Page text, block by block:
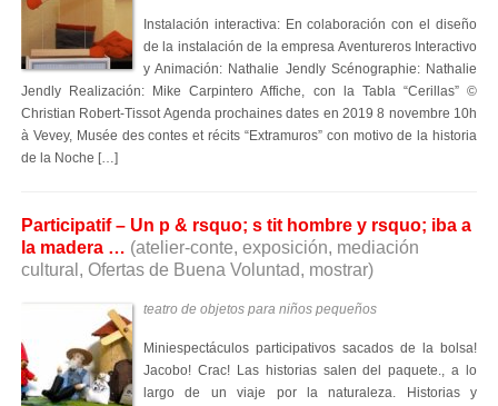
Instalación interactiva: En colaboración con el diseño
de la instalación de la empresa Aventureros Interactivo
y Animación: Nathalie Jendly Scénographie: Nathalie
Jendly Realización: Mike Carpintero Affiche, con la Tabla “Cerillas” ©
Christian Robert-Tissot Agenda prochaines dates en 2019 8 novembre 10h
à Vevey, Musée des contes et récits “Extramuros” con motivo de la historia
de la Noche […]
Participatif – Un p & rsquo; s tit hombre y rsquo; iba a
la madera … (atelier-conte, exposición, mediación
cultural, Ofertas de Buena Voluntad, mostrar)
teatro de objetos para niños pequeños
Miniespectáculos participativos sacados de la bolsa!
Jacobo! Crac! Las historias salen del paquete., a lo
largo de un viaje por la naturaleza. Historias y